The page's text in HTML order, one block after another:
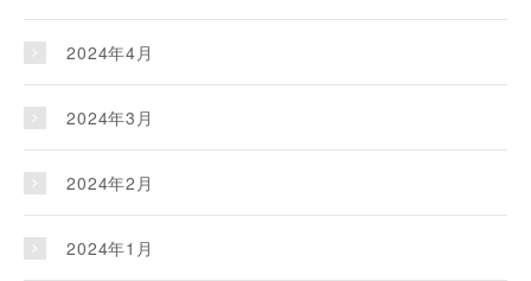
2024年4月
2024年3月
2024年2月
2024年1月